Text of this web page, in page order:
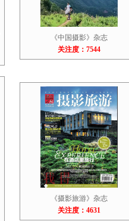
《中国摄影》杂志
关注度：7544
《摄影旅游》杂志
关注度：4631